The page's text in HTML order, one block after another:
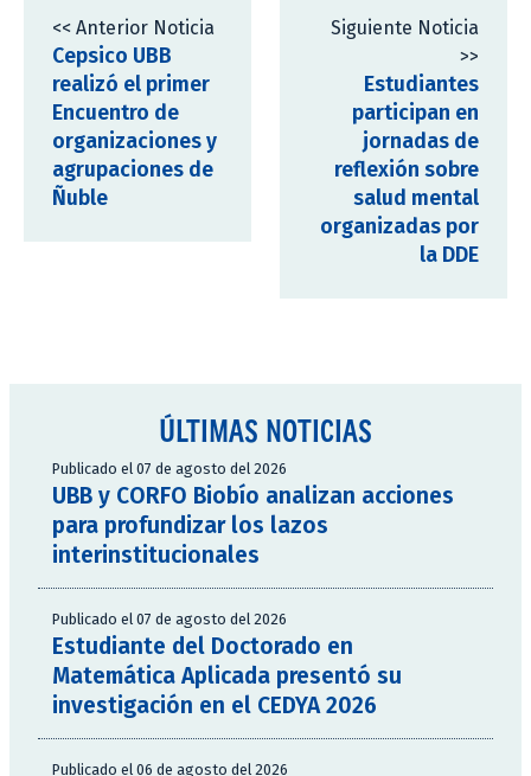
<< Anterior Noticia
Cepsico UBB
realizó el primer
Encuentro de
organizaciones y
agrupaciones de
Ñuble
Siguiente Noticia
>>
Estudiantes
participan en
jornadas de
reflexión sobre
salud mental
organizadas por
la DDE
ÚLTIMAS NOTICIAS
Publicado el 07 de agosto del 2026
UBB y CORFO Biobío analizan acciones
para profundizar los lazos
interinstitucionales
Publicado el 07 de agosto del 2026
Estudiante del Doctorado en
Matemática Aplicada presentó su
investigación en el CEDYA 2026
Publicado el 06 de agosto del 2026